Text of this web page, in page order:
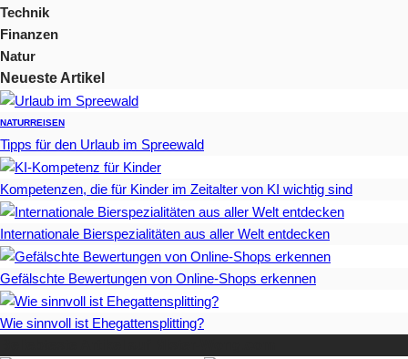
Technik
Finanzen
Natur
Neueste Artikel
NATURREISEN
Tipps für den Urlaub im Spreewald
Kompetenzen, die für Kinder im Zeitalter von KI wichtig sind
Internationale Bierspezialitäten aus aller Welt entdecken
Gefälschte Bewertungen von Online-Shops erkennen
Wie sinnvoll ist Ehegattensplitting?